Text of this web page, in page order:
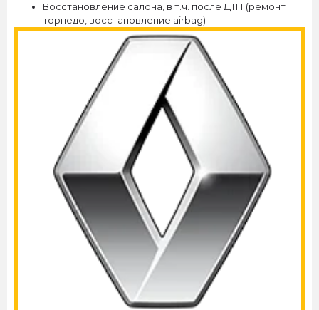
Восстановление салона, в т.ч. после ДТП (ремонт
торпедо, восстановление airbag)